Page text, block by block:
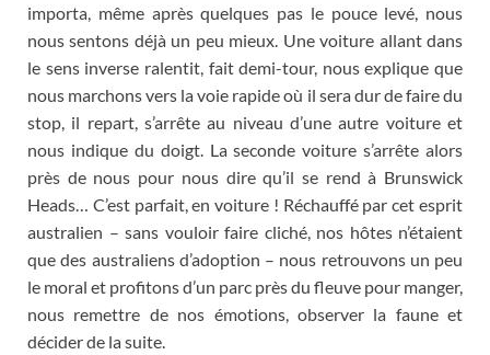
importa, même après quelques pas le pouce levé, nous
nous sentons déjà un peu mieux. Une voiture allant dans
le sens inverse ralentit, fait demi-tour, nous explique que
nous marchons vers la voie rapide où il sera dur de faire du
stop, il repart,s’arrête au niveau d’une autre voiture et
nous indique du doigt. La seconde voiture s’arrête alors
près de nous pour nous dire qu’il se rend à Brunswick
Heads… C’est parfait,en voiture ! Réchauffé par cet esprit
australien – sans vouloir faire cliché, nos hôtes n’étaient
que des australiens d’adoption – nous retrouvons un peu
le moral et profitons d’un parc près du fleuve pour manger,
nous remettre de nos émotions, observer la faune et
décider de la suite.